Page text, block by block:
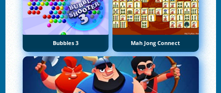
Bubbles 3 Mah Jong Connect